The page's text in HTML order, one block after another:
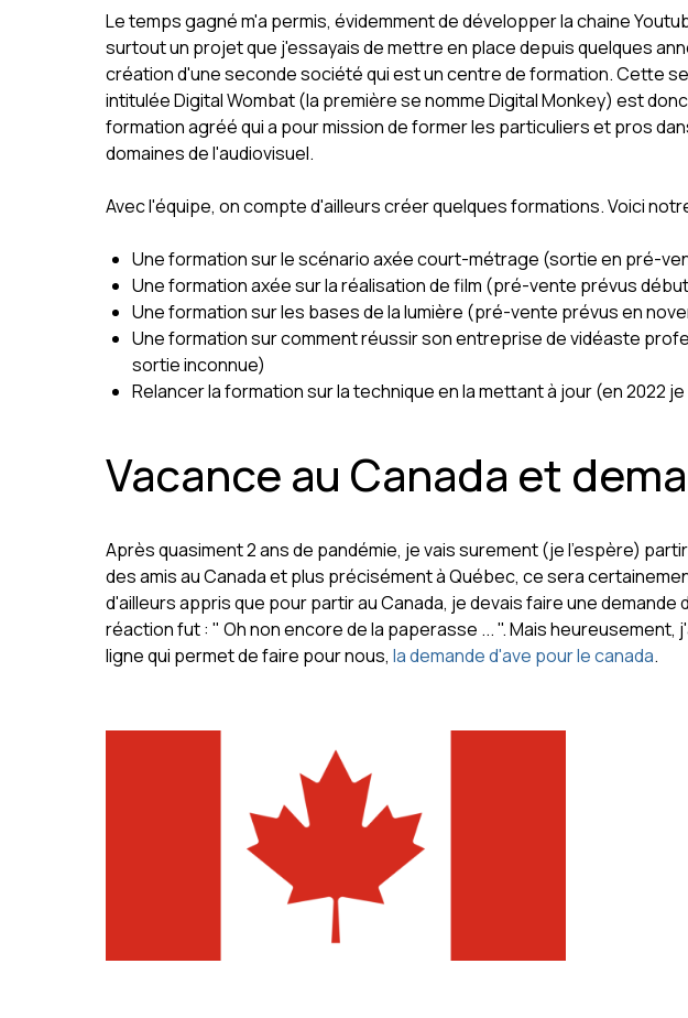
Le temps gagné m'a permis, évidemment de développer la chaine
surtout un projet que j'essayais de mettre en place depuis quelques
création d'une seconde société qui est un centre de formation. Cette
intitulée Digital Wombat (la première se nomme Digital Monkey) est
formation agréé qui a pour mission de former les particuliers et pros
domaines de l'audiovisuel.
Avec l'équipe, on compte d'ailleurs créer quelques formations. Voici
Une formation sur le scénario axée court-métrage (sortie en pré-
Une formation axée sur la réalisation de film (pré-vente prévus début
Une formation sur les bases de la lumière (pré-vente prévus en
Une formation sur comment réussir son entreprise de vidéaste
sortie inconnue)
Relancer la formation sur la technique en la mettant à jour (en 2022
Vacance au Canada et
Après quasiment 2 ans de pandémie, je vais surement (je l'espère)
des amis au Canada et plus précisément à Québec, ce sera
d'ailleurs appris que pour partir au Canada, je devais faire une demande
réaction fut : " Oh non encore de la paperasse ... ". Mais heureusement,
ligne qui permet de faire pour nous, la demande d'ave pour le canada.